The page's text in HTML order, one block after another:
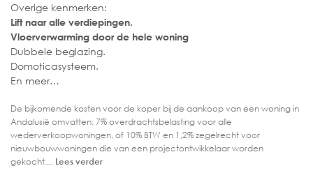
Overige kenmerken:
Lift naar alle verdiepingen.
Vloerverwarming door de hele woning
Dubbele beglazing.
Domoticasysteem.
En meer…
De bijkomende kosten voor de koper bij de aankoop van een woning in
Andalusië omvatten: 7% overdrachtsbelasting voor alle
wederverkoopwoningen, of 10% BTW en 1,2% zegelrecht voor
nieuwbouwwoningen die van een projectontwikkelaar worden
gekocht.... Lees verder